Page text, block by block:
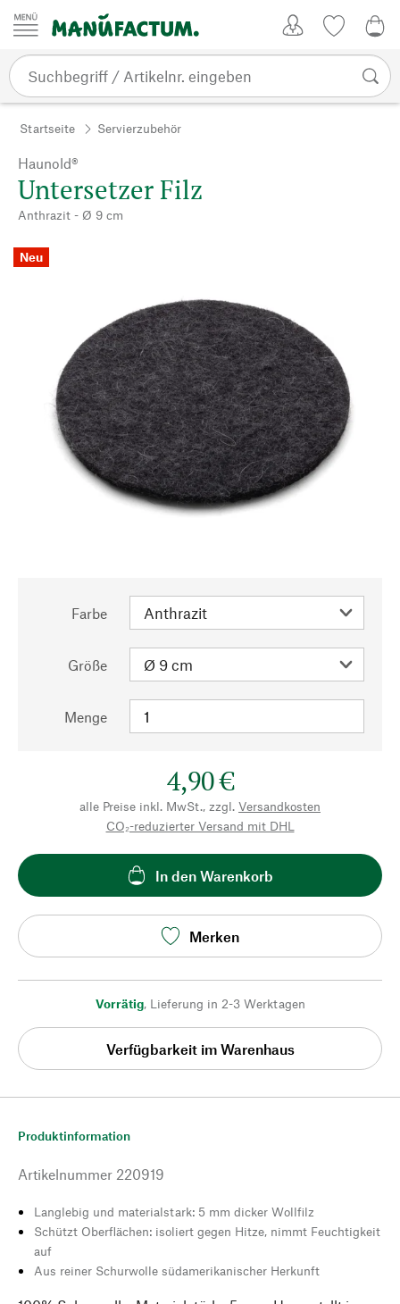
Zum Inhalt springen
Startseite Servierzubehör
Haunold®
Untersetzer Filz
Anthrazit - Ø 9 cm
Neu
Farbe
Größe
Menge
4,90 €
alle Preise inkl. MwSt., zzgl. Versandkosten
CO₂-reduzierter Versand mit DHL
In den Warenkorb
Merken
Vorrätig, Lieferung in 2-3 Werktagen
Verfügbarkeit im Warenhaus
Produktinformation
Artikelnummer 220919
Langlebig und materialstark: 5 mm dicker Wollfilz
Schützt Oberflächen: isoliert gegen Hitze, nimmt Feuchtigkeit
auf
Aus reiner Schurwolle südamerikanischer Herkunft